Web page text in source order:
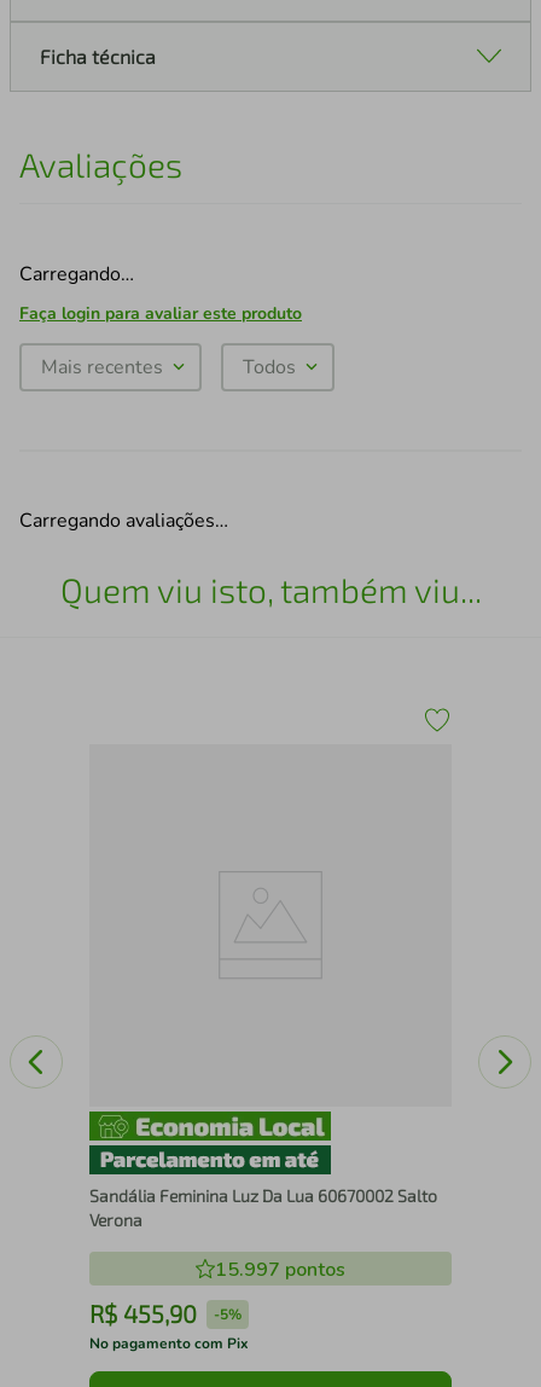
Ficha técnica
Avaliações
Carregando…
Faça login para avaliar este produto
Mais recentes Todos
Carregando avaliações…
Quem viu isto, também viu...
Sandália Feminina Luz Da Lua 60670002 Salto
Verona
15.997 pontos
R$ 455,90 -5%
No pagamento com Pix